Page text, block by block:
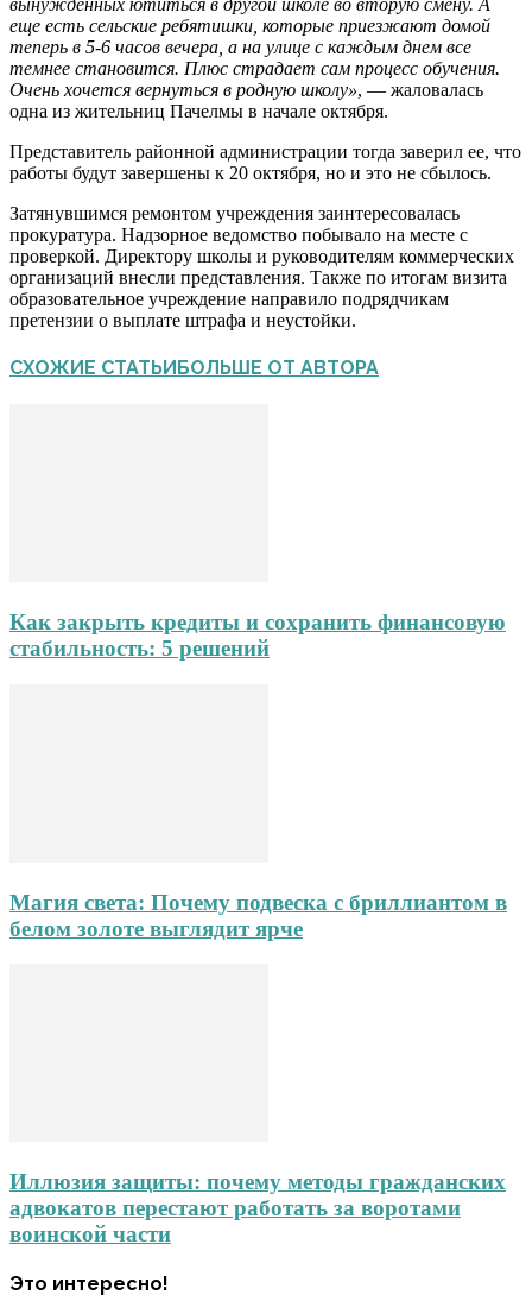
еще есть сельские ребятишки, которые приезжают домой
теперь в 5-6 часов вечера, а на улице с каждым днем все
темнее становится. Плюс страдает сам процесс обучения.
Очень хочется вернуться в родную школу», — жаловалась
одна из жительниц Пачелмы в начале октября.
Представитель районной администрации тогда заверил ее, что
работы будут завершены к 20 октября, но и это не сбылось.
Затянувшимся ремонтом учреждения заинтересовалась
прокуратура. Надзорное ведомство побывало на месте с
проверкой. Директору школы и руководителям коммерческих
организаций внесли представления. Также по итогам визита
образовательное учреждение направило подрядчикам
претензии о выплате штрафа и неустойки.
СХОЖИЕ СТАТЬИБОЛЬШЕ ОТ АВТОРА
Как закрыть кредиты и сохранить финансовую
стабильность: 5 решений
Магия света: Почему подвеска с бриллиантом в
белом золоте выглядит ярче
Иллюзия защиты: почему методы гражданских
адвокатов перестают работать за воротами
воинской части
Это интересно!